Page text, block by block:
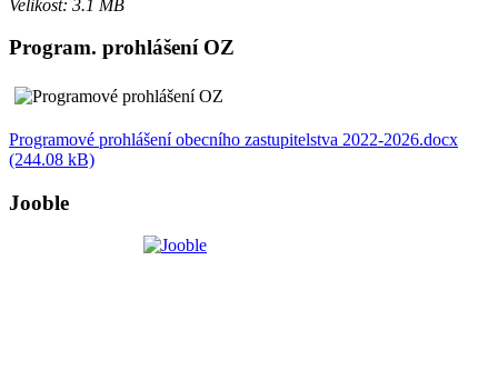
Velikost: 3.1 MB
Program. prohlášení OZ
Programové prohlášení obecního zastupitelstva 2022-2026.docx
(244.08 kB)
Jooble